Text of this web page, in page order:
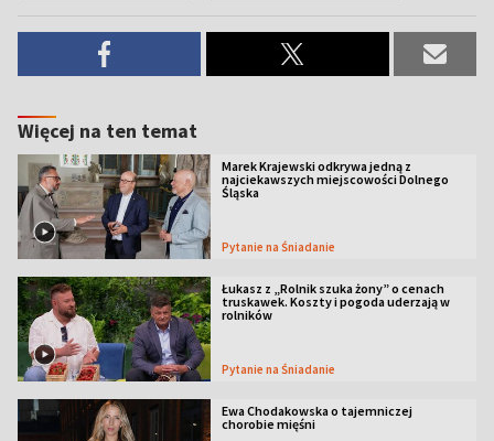
Więcej na ten temat
Marek Krajewski odkrywa jedną z
najciekawszych miejscowości Dolnego
Śląska
Pytanie na Śniadanie
Łukasz z „Rolnik szuka żony” o cenach
truskawek. Koszty i pogoda uderzają w
rolników
Pytanie na Śniadanie
Ewa Chodakowska o tajemniczej
chorobie mięśni